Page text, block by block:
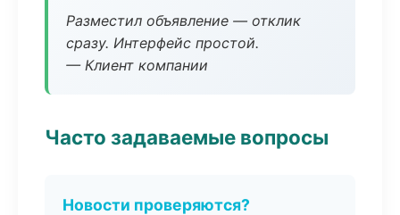
Разместил объявление — отклик
сразу. Интерфейс простой.
— Клиент компании
Часто задаваемые вопросы
Новости проверяются?